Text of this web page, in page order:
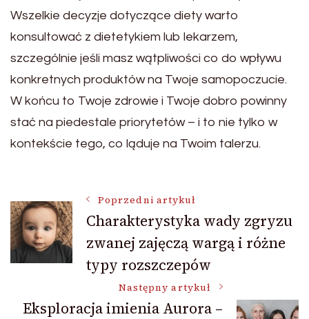
Wszelkie decyzje dotyczące diety warto
konsultować z dietetykiem lub lekarzem,
szczególnie jeśli masz wątpliwości co do wpływu
konkretnych produktów na Twoje samopoczucie.
W końcu to Twoje zdrowie i Twoje dobro powinny
stać na piedestale priorytetów – i to nie tylko w
kontekście tego, co ląduje na Twoim talerzu.
Nawigacja
wpisu
Poprzedni artykuł
Charakterystyka wady zgryzu
zwanej zajęczą wargą i różne
typy rozszczepów
Następny artykuł
Eksploracja imienia Aurora –